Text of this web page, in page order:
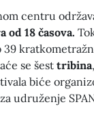
centru
od 18 časova.
39
se šest tribina
biće
udruženje